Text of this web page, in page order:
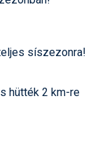
síszezonra!
hütték 2 km-re